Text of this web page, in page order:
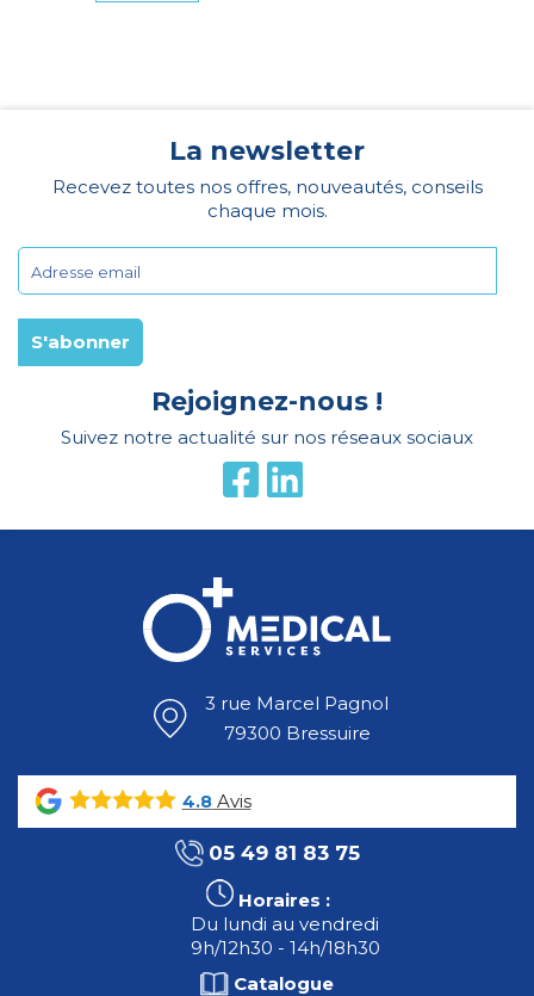
La newsletter
Recevez toutes nos offres, nouveautés, conseils
chaque mois.
Rejoignez-nous !
Suivez notre actualité sur nos réseaux sociaux
3 rue Marcel Pagnol
79300 Bressuire
4.8Avis
05 49 81 83 75
Horaires :
Du lundi au vendredi
9h/12h30 - 14h/18h30
Catalogue